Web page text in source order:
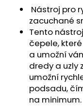
Nástroj pro
zacuchané
Tento
čepele,
a umožní
dredy a uzly
umožní
podsadu,
na minimum.